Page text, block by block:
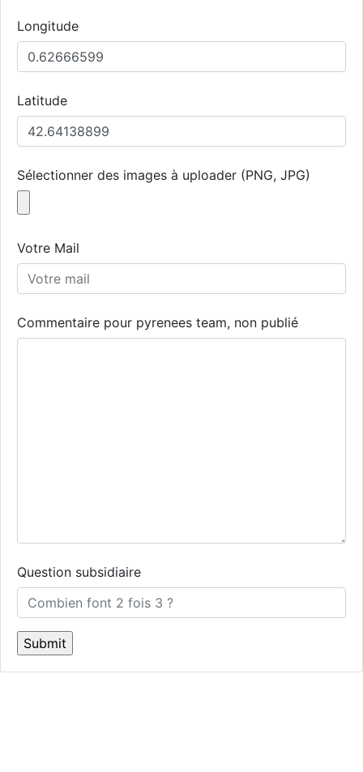
Longitude
Latitude
Sélectionner des images à uploader (PNG, JPG)
Votre Mail
Commentaire pour pyrenees team, non publié
Question subsidiaire